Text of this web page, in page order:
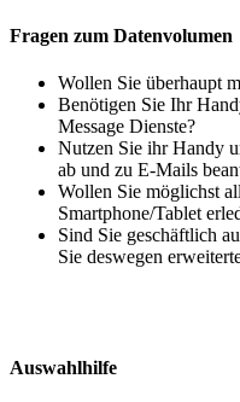
Fragen zum Datenvolumen
Wollen Sie überhaupt
Benötigen Sie Ihr
Message Dienste?
Nutzen Sie ihr Handy
ab und zu E-Mails
Wollen Sie möglichst
Smartphone/Tablet
Sind Sie geschäftlich
Sie deswegen
Auswahlhilfe